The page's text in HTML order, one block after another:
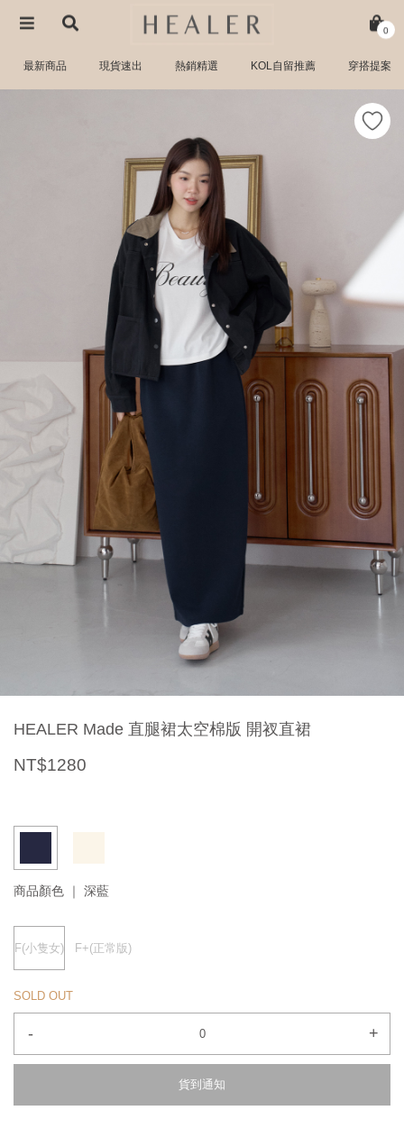
0
最新商品 現貨速出 熱銷精選 KOL自留推薦 穿搭提案
HEALER Made 直腿裙太空棉版 開衩直裙
NT$1280
商品顏色 ｜ 深藍
F(小隻女) F+(正常版)
SOLD OUT
- +
貨到通知